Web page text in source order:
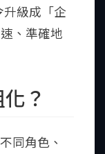
升級成「企
、準確地
？
同角色、